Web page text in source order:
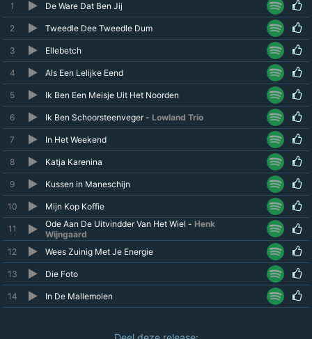
1 De Ware Dat Ben Jij
2 Tweedle Dee Tweedle Dum
3 Ellebetch
4 Als Een Lelijke Eend
5 Ik Ben Een Meisje Uit Het Noorden
6 Ik Ben Schoorsteenveger - Lowland Trio
7 In Het Weekend
8 Katja Karenina
9 Kussen in Maneschijn
10 Mijn Kop Koffie
11 Ode Aan De Uitvindder Van Het Wiel - Henk
Wijngaard
12
Wees Zuinig Met Je Energie
13 Die Foto
14 In De Mallemolen